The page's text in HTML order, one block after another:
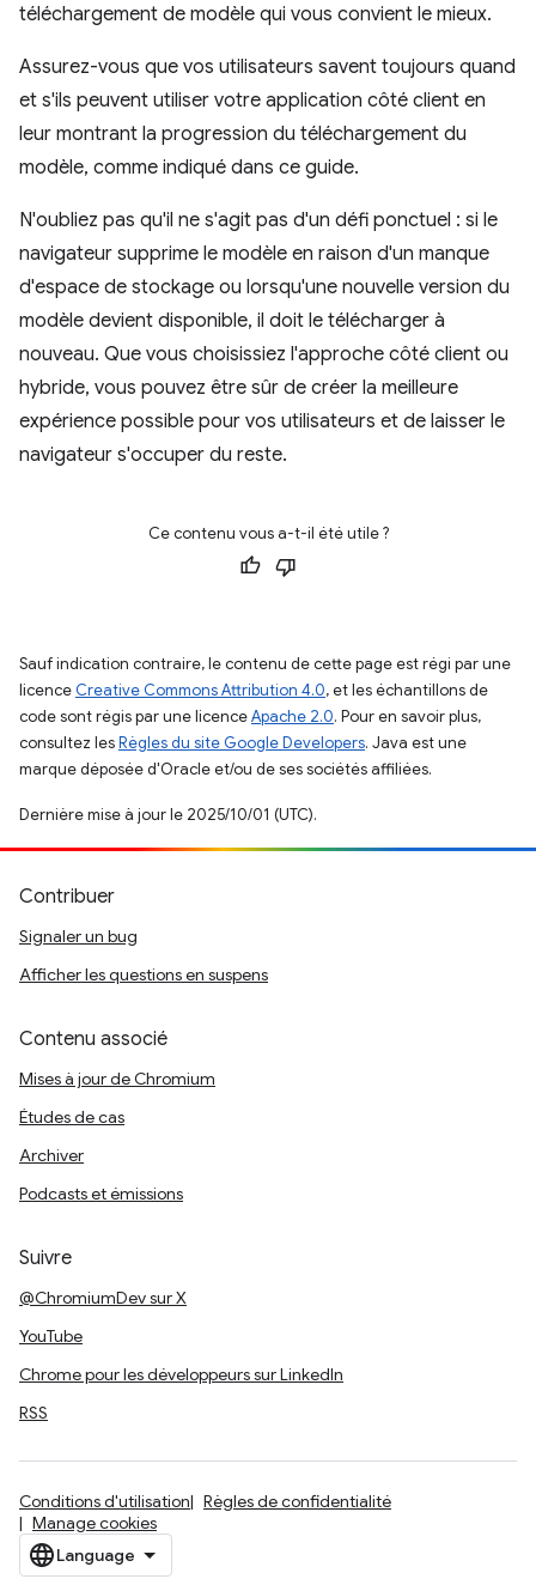
téléchargement de modèle qui vous convient le mieux.
Assurez-vous que vos utilisateurs savent toujours quand
et s'ils peuvent utiliser votre application côté client en
leur montrant la progression du téléchargement du
modèle, comme indiqué dans ce guide.
N'oubliez pas qu'il ne s'agit pas d'un défi ponctuel : si le
navigateur supprime le modèle en raison d'un manque
d'espace de stockage ou lorsqu'une nouvelle version du
modèle devient disponible, il doit le télécharger à
nouveau. Que vous choisissiez l'approche côté client ou
hybride, vous pouvez être sûr de créer la meilleure
expérience possible pour vos utilisateurs et de laisser le
navigateur s'occuper du reste.
Ce contenu vous a-t-il été utile ?
Sauf indication contraire, le contenu de cette page est régi par une
licence Creative Commons Attribution 4.0, et les échantillons de
code sont régis par une licenceApache 2.0. Pour en savoir plus,
consultez lesRègles du site Google Developers. Java est une
marque déposée d'Oracle et/ou de ses sociétés affiliées.
Dernière mise à jour le 2025/10/01 (UTC).
Contribuer
Signaler un bug
Afficher les questions en suspens
Contenu associé
Mises à jour de Chromium
Études de cas
Archiver
Podcasts et émissions
Suivre
@ChromiumDev sur X
YouTube
Chrome pour les développeurs sur LinkedIn
RSS
Conditions d'utilisation
Règles de confidentialité
Manage cookies